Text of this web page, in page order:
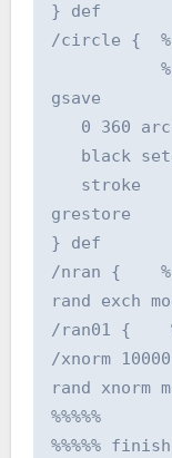
} def
/circle {
gsave
   0 360 arc
black
   stroke
grestore
} def
/nran {    %
rand exch
/ran01 {
/xnorm
rand xnorm
%%%%%
%%%%%